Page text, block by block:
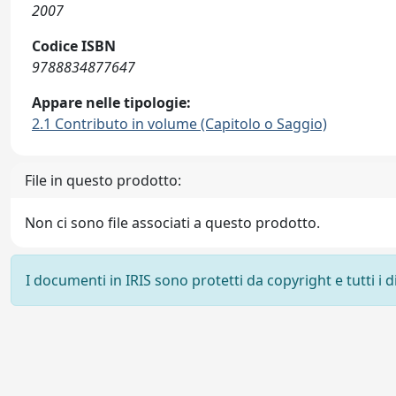
2007
Codice ISBN
9788834877647
Appare nelle tipologie:
2.1 Contributo in volume (Capitolo o Saggio)
File in questo prodotto:
Non ci sono file associati a questo prodotto.
I documenti in IRIS sono protetti da copyright e tutti i